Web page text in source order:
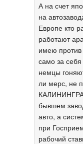
А на счет
на
Европе кто
работают
имею против
само за себя
немцы
ли мерс, не
бывшем
авто, а
при
рабочий